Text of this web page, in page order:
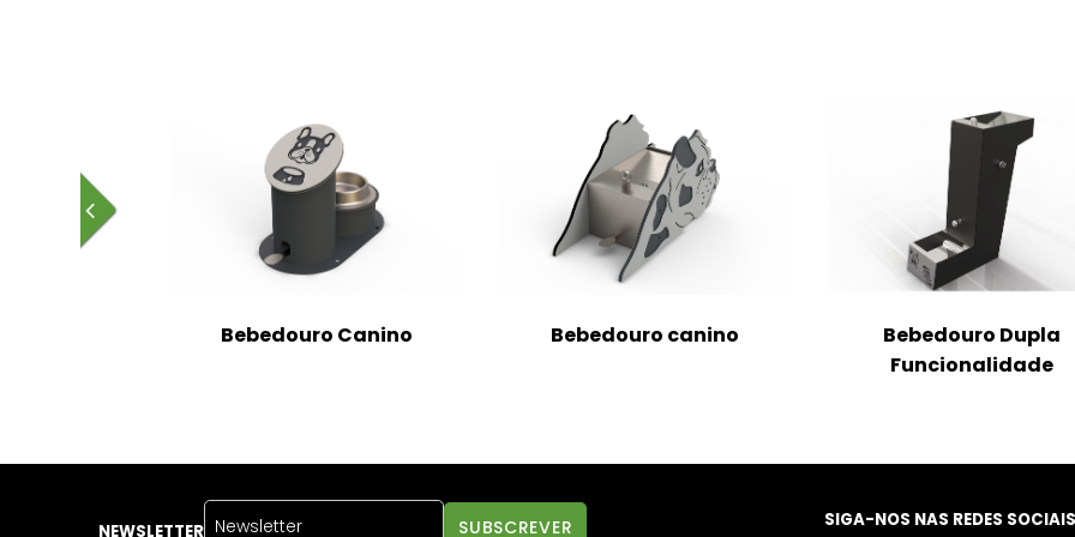
Bebedouro Canino Bebedouro canino
Bebedouro Dupla
Funcionalidade
NEWSLETTER
SIGA-NOS NAS REDES SOCIAIS